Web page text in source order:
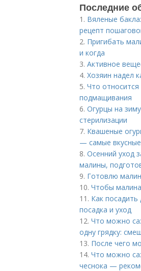
Последние
1. Вяленые
рецепт
2. Пригибать
и когда
3. Активное
4. Хозяин надел
5. Что
подмащивания
6. Огурцы на
стерилизации
7. Квашеные
— самые
8. Осенний уход
малины,
9. Готовлю
10. Чтобы
11. Как
посадка и уход
12. Что можно
одну грядку:
13. После чего
14. Что можно
чеснока —